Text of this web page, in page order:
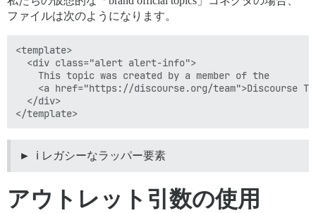
ファイルは次のようになります。
<template>
  <div class="alert alert-info">
    This topic was created by a member of the
<a href="https://discourse.org/team">Discourse
  </div>
ℹ️ レガシーなラッパー要素
アウトレット引数の使用